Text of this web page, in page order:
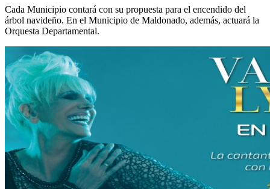
Cada Municipio contará con su propuesta para el encendido del
árbol navideño. En el Municipio de Maldonado, además, actuará la
Orquesta Departamental.